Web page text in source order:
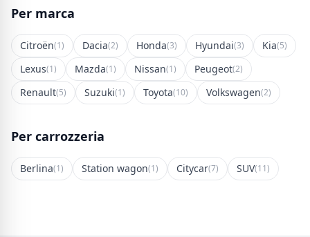
Per marca
Citroën(1) Dacia(2) Honda(3) Hyundai(3) Kia(5)
Lexus(1) Mazda(1) Nissan(1) Peugeot(2)
Renault(5) Suzuki(1) Toyota(10) Volkswagen(2)
Per carrozzeria
Berlina(1) Station wagon(1) Citycar(7) SUV(11)